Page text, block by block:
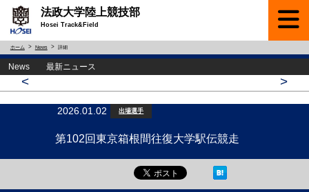
法政大学陸上競技部
Hosei Track&Field
ホーム News 詳細
News 最新ニュース
< >
2026.01.02 出場選手
第102回東京箱根間往復大学駅伝競走